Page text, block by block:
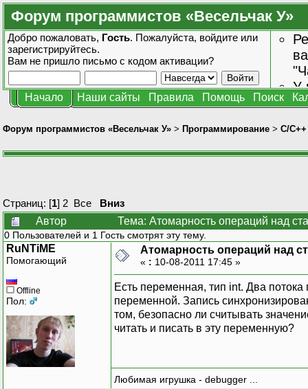
Форум программистов «Весельчак У»
Добро пожаловать, Гость. Пожалуйста, войдите или
зарегистрируйтесь.
Вам не пришло письмо с кодом активации?
У
Начало Наши сайты Правила Помощь Поиск
Форум программистов «Весельчак У» > Программирование > C/C++
Страниц: [1] 2 Все
Вниз
Автор
Тема: Атомарность операций над
0 Пользователей и 1 Гость смотрят эту тему.
RuNTiME
Помогающий
Offline
Пол:
Атомарность операций над
« : 10-08-2011 17:45 »
Есть переменная, тип int. Два
переменной. Запись
том, безопасно ли считывать
читать и писать в эту переменную?
Любимая игрушка - debugger ...